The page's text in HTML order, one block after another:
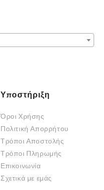
Υποστήριξη
Όροι Χρήσης
Πολιτική Απορρήτου
Τρόποι Αποστολής
Τρόποι Πληρωμής
Επικοινωνία
Σχετικά με εμάς